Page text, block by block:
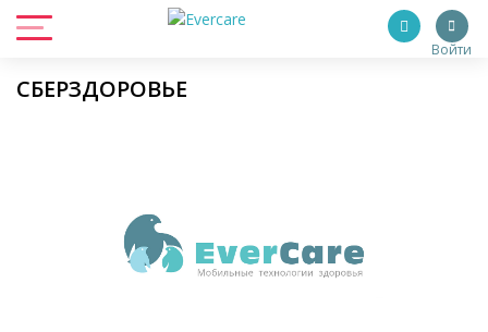
Войти
СБЕРЗДОРОВЬЕ